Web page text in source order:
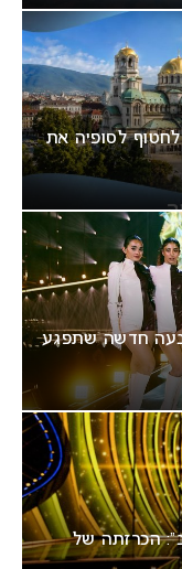
בורגס בדרך לחטוף לסופיה את
הצבעה חדשה שתפגע
הכרזתה של